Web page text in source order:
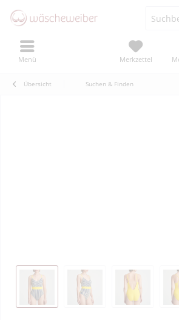
Menü Merkzettel
Übersicht Suchen & Finden